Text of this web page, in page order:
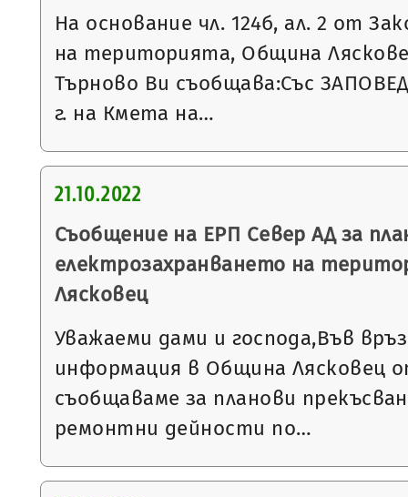
На основание чл. 124б, ал. 2 от
на територията, Община
Търново Ви съобщава:Със
г. на Кмета на…
21.10.2022
Съобщение на ЕРП Север АД за
електрозахранването на
Лясковец
Уважаеми дами и господа,Във
информация в Община Лясковец
съобщаваме за планови
ремонтни дейности по…